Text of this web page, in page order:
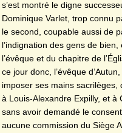
s’est montré le digne
Dominique Varlet, trop connu
le second, coupable aussi de
l’indignation des gens de
l’évêque et du chapitre de
ce jour donc, l’évêque
imposer ses mains sacrilèges,
à Louis-Alexandre Expilly, et à
sans avoir demandé le
aucune commission du Siège